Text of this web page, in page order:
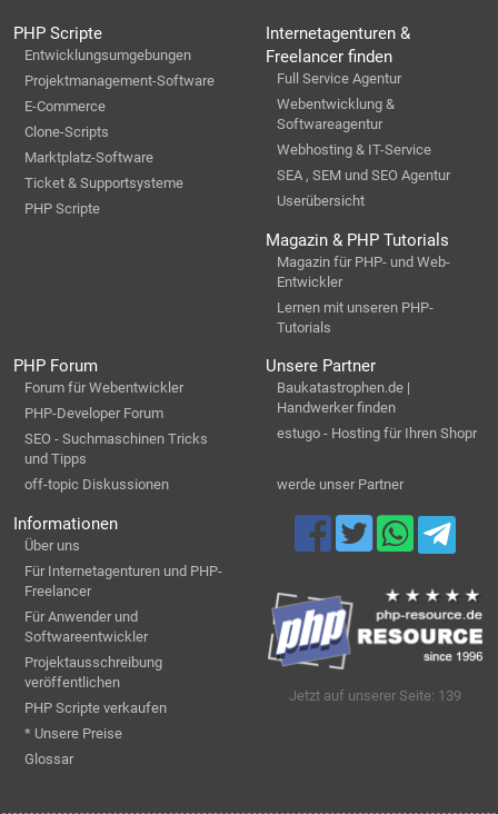
PHP Scripte
Entwicklungsumgebungen
Projektmanagement-Software
E-Commerce
Clone-Scripts
Marktplatz-Software
Ticket & Supportsysteme
PHP Scripte
Internetagenturen &
Freelancer finden
Full Service Agentur
Webentwicklung &
Softwareagentur
Webhosting & IT-Service
SEA , SEM und SEO Agentur
Userübersicht
Magazin & PHP Tutorials
Magazin für PHP- und Web-
Entwickler
Lernen mit unseren PHP-
Tutorials
PHP Forum
Forum für Webentwickler
PHP-Developer Forum
SEO - Suchmaschinen Tricks
und Tipps
off-topic Diskussionen
Unsere Partner
Baukatastrophen.de |
Handwerker finden
estugo - Hosting für Ihren Shopr
werde unser Partner
Informationen
Über uns
Für Internetagenturen und PHP-
Freelancer
Für Anwender und
Softwareentwickler
Projektausschreibung
veröffentlichen
PHP Scripte verkaufen
* Unsere Preise
Glossar
Jetzt auf unserer Seite: 139